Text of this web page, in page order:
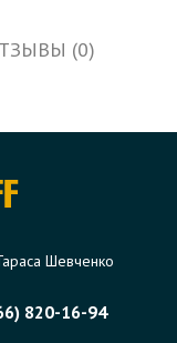
(0)
Шевченко
820-16-94